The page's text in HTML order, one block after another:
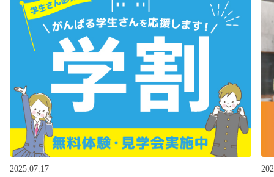
2025.07.17